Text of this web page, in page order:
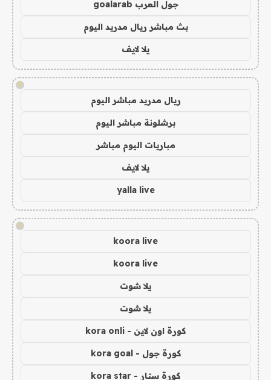
جول العرب goalarab
بث مباشر ريال مدريد اليوم
يلا لايف
!
ريال مدريد مباشر اليوم
برشلونة مباشر اليوم
مباريات اليوم مباشر
يلا لايف
yalla live
!
koora live
koora live
يلا شوت
يلا شوت
كورة اون لاين - kora onli
كورة جول - kora goal
كورة ستار - kora star